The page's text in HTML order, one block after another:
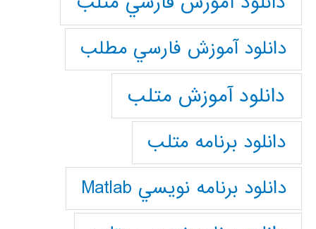
دانلود آموزش فارسي مطلب
دانلود آموزش متلب
دانلود برنامه متلب
دانلود برنامه نويسي Matlab